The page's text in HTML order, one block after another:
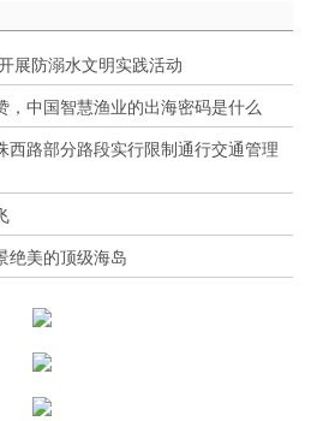
展防溺水文明实践活动
中国智慧渔业的出海密码是什么
西路部分路段实行限制通行交通管理
绝美的顶级海岛